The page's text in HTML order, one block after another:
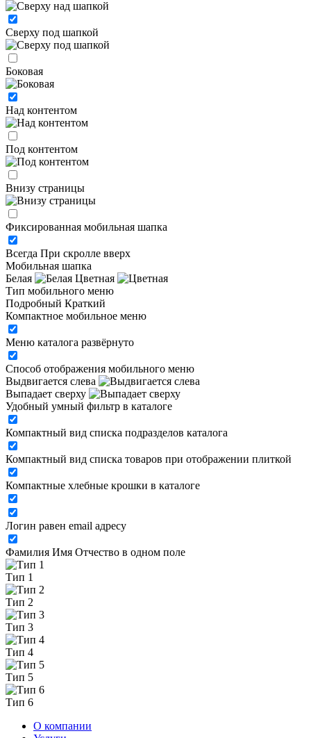
Сверху под шапкой
Боковая
Над контентом
Под контентом
Внизу страницы
Фиксированная мобильная шапка
Всегда При скролле вверх
Мобильная шапка
Белая
Цветная
Тип мобильного меню
Подробный Краткий
Компактное мобильное меню
Меню каталога развёрнуто
Способ отображения мобильного меню
Выдвигается слева
Выпадает сверху
Удобный умный фильтр в каталоге
Компактный вид списка подразделов каталога
Компактный вид списка товаров при отображении плиткой
Компактные хлебные крошки в каталоге
Логин равен email адресу
Фамилия Имя Отчество в одном поле
Тип 1
Тип 2
Тип 3
Тип 4
Тип 5
Тип 6
О компании